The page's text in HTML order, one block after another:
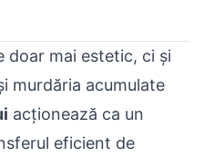
doar mai estetic, ci și
murdăria acumulate
acționează ca un
eficient de